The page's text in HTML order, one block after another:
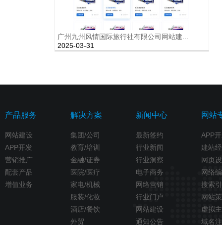
广州九州风情国际旅行社有限公司网站建...
2025-03-31
产品服务
网站建设
APP开发
营销推广
配套产品
增值业务
解决方案
集团/公司
教育/培训
金融/证券
医院/医疗
家电/机械
服装/化妆
酒店/餐饮
外贸
新闻中心
最新签约
行业新闻
行业洞察
电子商务
网络营销
行业门户
网站建设
通知公告
网站
APP
建站
网页
网络
搜索
网站
虚拟
域名